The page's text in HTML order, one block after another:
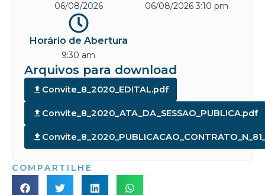
06/08/2026 06/08/2026 3:10 pm
Horário de Abertura
9:30 am
Arquivos para download
Convite_8_2020_EDITAL.pdf
Convite_8_2020_ATA_DA_SESSAO_PUBLICA.pdf
COMPARTILHE